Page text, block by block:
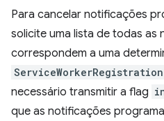
Para cancelar notificações
solicite uma lista de todas as
correspondem a uma
necessário transmitir a flag
que as notificações